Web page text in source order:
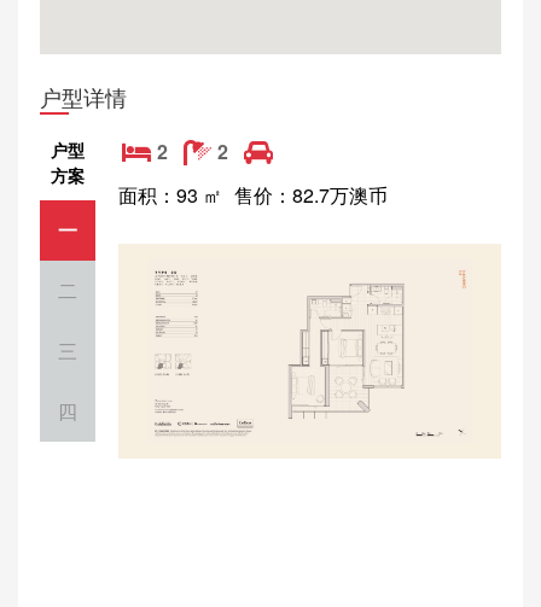
户型详情
户型
方案
一
二
三
四
2
2
面积：93 ㎡ 售价：82.7万澳币